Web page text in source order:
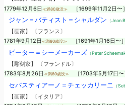
1779年12月6日 ≪満80歳没≫ ［1699年11月2日〜］
ジャン＝バティスト＝シャルダン （Jean
【画家】 〔フランス〕
1781年9月12日 ≪満80歳没≫ ［1691年1月16日〜］
ピーター＝シーメーカーズ （Peter
【彫刻家】 〔フランドル〕
1783年8月26日 ≪満80歳没≫ ［1703年5月17日〜
セバスティアーノ＝チェッカリーニ （
【画家】 〔イタリア〕